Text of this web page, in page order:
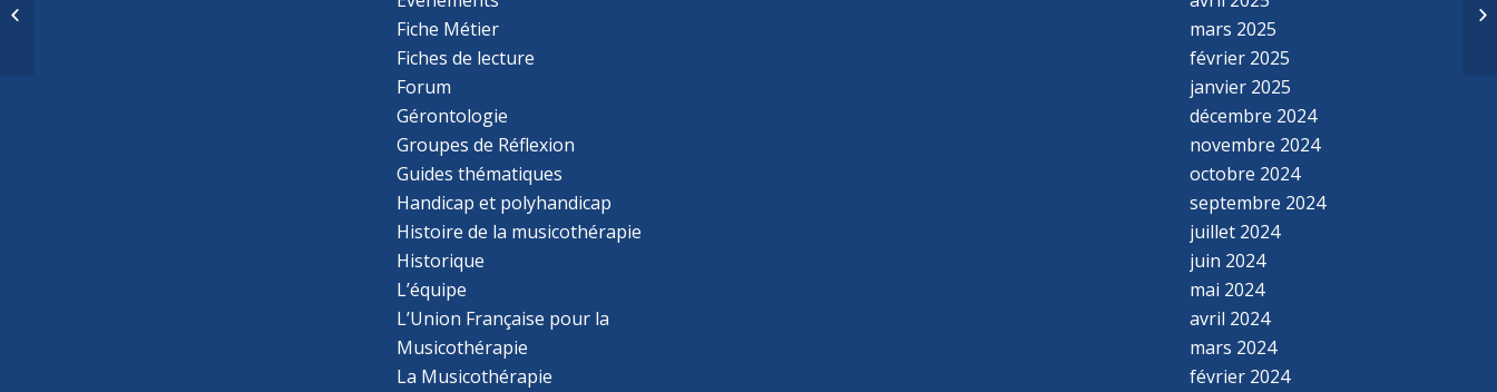
Fiche Métier
Fiches de lecture
Forum
Gérontologie
Groupes de Réflexion
Guides thématiques
Handicap et polyhandicap
Histoire de la musicothérapie
Historique
L’équipe
L’Union Française pour la
Musicothérapie
La Musicothérapie
mars 2025
février 2025
janvier 2025
décembre 2024
novembre 2024
octobre 2024
septembre 2024
juillet 2024
juin 2024
mai 2024
avril 2024
mars 2024
février 2024